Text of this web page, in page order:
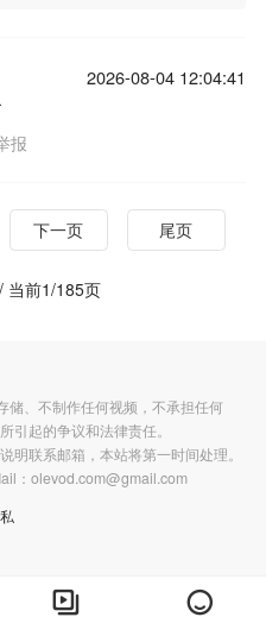
2026-08-04 12:04:41
报
下一页 尾页
当前1/185页
储、不制作任何视频，不承担任何
引起的争议和法律责任。
明联系邮箱，本站将第一时间处理。
：olevod.com@gmail.com
 